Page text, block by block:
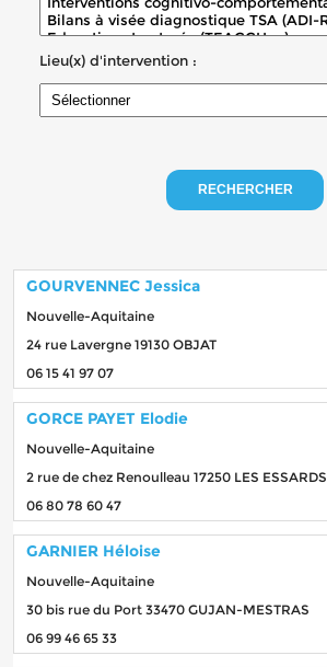
Lieu(x) d'intervention :
RECHERCHER
GOURVENNEC Jessica
Nouvelle-Aquitaine
24 rue Lavergne 19130 OBJAT
06 15 41 97 07
GORCE PAYET Elodie
Nouvelle-Aquitaine
2 rue de chez Renoulleau 17250 LES ESSARDS
06 80 78 60 47
GARNIER Héloise
Nouvelle-Aquitaine
30 bis rue du Port 33470 GUJAN-MESTRAS
06 99 46 65 33